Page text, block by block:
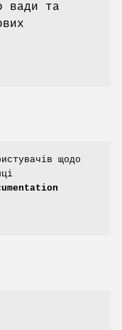
вади та
щодо